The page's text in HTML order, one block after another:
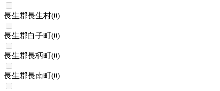
長生郡長生村(0)
長生郡白子町(0)
長生郡長柄町(0)
長生郡長南町(0)